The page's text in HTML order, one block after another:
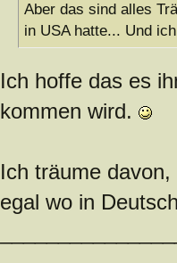
Aber das sind alles
in USA hatte... Und
Ich hoffe das es
kommen wird.
Ich träume
egal wo in